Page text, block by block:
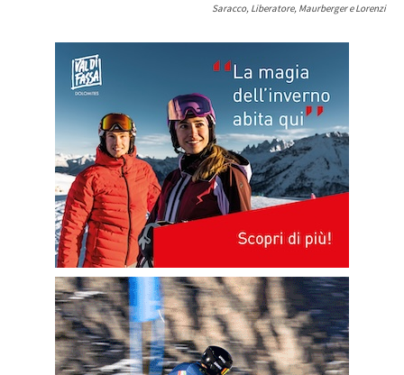
Saracco, Liberatore, Maurberger e Lorenzi